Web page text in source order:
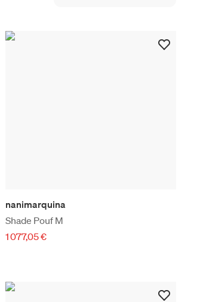
nanimarquina
Shade Pouf M
1 077,05 €